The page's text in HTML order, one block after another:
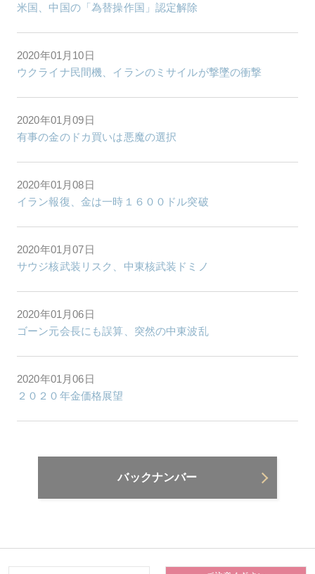
米国、中国の「為替操作国」認定解除
2020年01月10日
ウクライナ民間機、イランのミサイルが撃墜の衝撃
2020年01月09日
有事の金のドカ買いは悪魔の選択
2020年01月08日
イラン報復、金は一時１６００ドル突破
2020年01月07日
サウジ核武装リスク、中東核武装ドミノ
2020年01月06日
ゴーン元会長にも誤算、突然の中東波乱
2020年01月06日
２０２０年金価格展望
バックナンバー